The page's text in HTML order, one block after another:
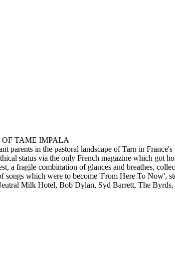
TAME IMPALA
parents in the pastoral landscape of Tarn in
status via the only French magazine which got
a fragile combination of glances and breathes,
songs which were to become 'From Here To Now',
Milk Hotel, Bob Dylan, Syd Barrett, The